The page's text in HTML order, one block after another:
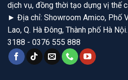
dịch vụ, đồng thời tạo dựng vị thế
► Địa chỉ: Showroom Amico, Phố
Lao, Q. Hà Đông, Thành phố Hà
3188 - 0376 555 888